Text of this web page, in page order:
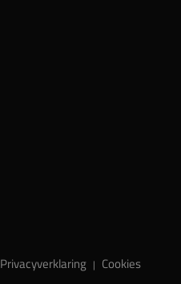
Privacyverklaring | Cookies